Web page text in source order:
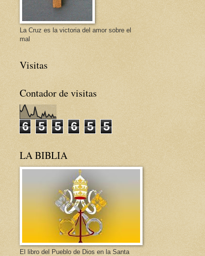
La Cruz es la victoria del amor sobre el
mal
Visitas
Contador de visitas
6 5 5 6 5 5
LA BIBLIA
El libro del Pueblo de Dios en la Santa